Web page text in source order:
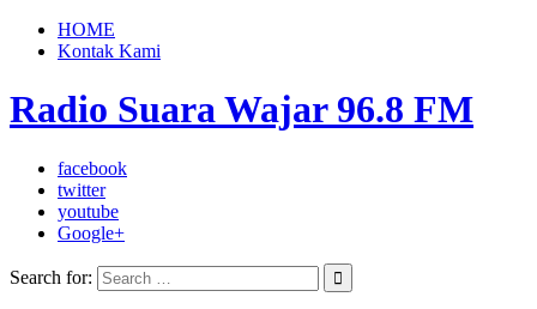
HOME
Kontak Kami
Radio Suara Wajar 96.8 FM
facebook
twitter
youtube
Google+
Search for: